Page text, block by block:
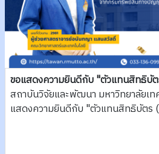
ขอแสดงความยินดีกับ "ตัวแทนสิทธิบั
สถาบันวิจัยและพัฒนา มหาวิทยาลัยเท
แสดงความยินดีกับ "ตัวแทนสิทธิบัตร